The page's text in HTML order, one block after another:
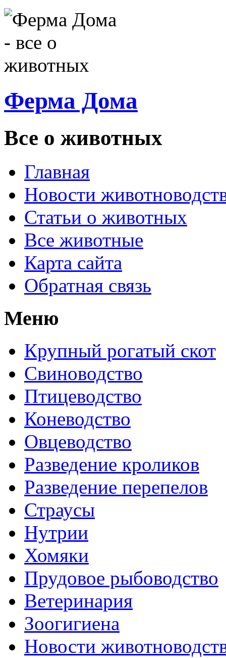
Ферма Дома
Все о животных
Главная
Новости
Статьи о животных
Все животные
Карта сайта
Обратная связь
Меню
Крупный рогатый скот
Свиноводство
Птицеводство
Коневодство
Овцеводство
Разведение кроликов
Разведение перепелов
Страусы
Нутрии
Хомяки
Прудовое рыбоводство
Ветеринария
Зоогигиена
Новости